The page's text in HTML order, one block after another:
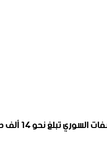
مخصصة للتصدير إلى مصر.